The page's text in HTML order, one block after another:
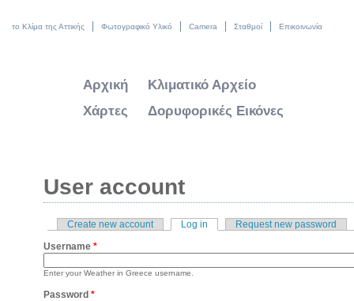
το Κλίμα της Αττικής Φωτογραφικό Υλικό Camera Σταθμοί Επικοινωνία
Αρχική
Κλιματικό Αρχείο
Χάρτες
Δορυφορικές Εικόνες
User account
Primary tabs
Create new account Log in (active tab)Request new password
Username *
Enter your Weather in Greece username.
Password *